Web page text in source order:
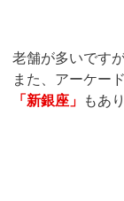
老舗が多いです
また、アーケー
「新銀座」 もあ